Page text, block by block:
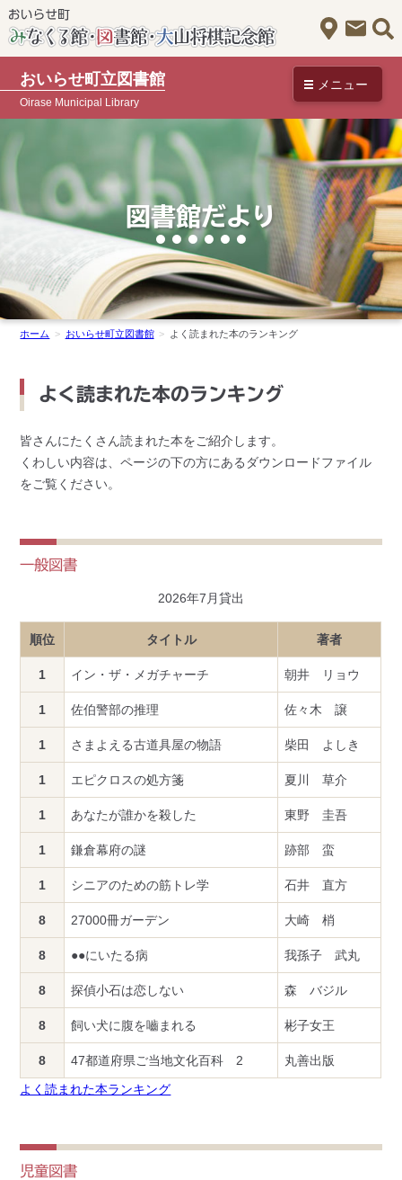
アクセス
お問
おいらせ町立図書館
Oirase Municipal Library
メニュー
図書館だより
ホーム おいらせ町立図書館 よく読まれた本のランキング
よく読まれた本のランキング
皆さんにたくさん読まれた本をご紹介します。
くわしい内容は、ページの下の方にあるダウンロードファイル
をご覧ください。
一般図書
2026年7月貸出
順位 タイトル 著者
1 イン・ザ・メガチャーチ 朝井 リョウ
1 佐伯警部の推理 佐々木 譲
1 さまよえる古道具屋の物語 柴田 よしき
1 エピクロスの処方箋 夏川 草介
1 あなたが誰かを殺した 東野 圭吾
1 鎌倉幕府の謎 跡部 蛮
1 シニアのための筋トレ学 石井 直方
8 27000冊ガーデン 大崎 梢
8 ●●にいたる病 我孫子 武丸
8 探偵小石は恋しない 森 バジル
8 飼い犬に腹を嚙まれる 彬子女王
8 47都道府県ご当地文化百科 2
丸善出版
よく読まれた本ランキング
児童図書